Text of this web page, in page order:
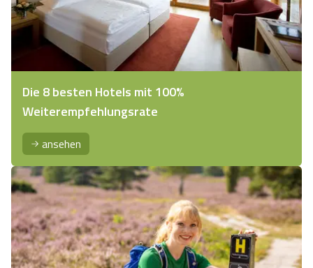
Die 8 besten Hotels mit 100%
Weiterempfehlungsrate
ansehen